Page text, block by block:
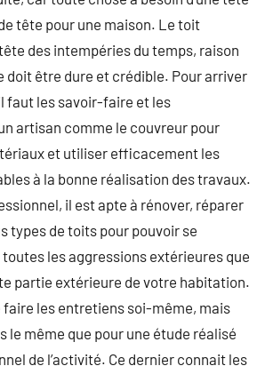
tête pour une maison. Le toit
des intempéries du temps, raison
doit être dure et crédible. Pour arriver
faut les savoir-faire et les
artisan comme le couvreur pour
et utiliser efficacement les
à la bonne réalisation des travaux.
il est apte à rénover, réparer
types de toits pour pouvoir se
les aggressions extérieures que
partie extérieure de votre habitation.
faire les entretiens soi-même, mais
le même que pour une étude réalisé
de l’activité. Ce dernier connait les